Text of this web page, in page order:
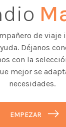
de viaje
Déjanos
con la
mejor se
necesidades.
EMPEZAR